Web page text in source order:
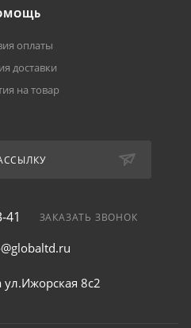
оплаты
доставки
на товар
41 ЗАКАЗАТЬ ЗВОНОК
ул.Ижорская 8с2